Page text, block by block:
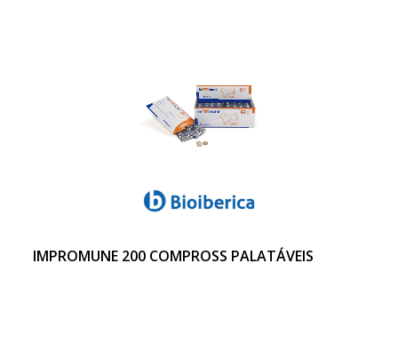
IMPROMUNE 200 COMPROSS PALATÁVEIS